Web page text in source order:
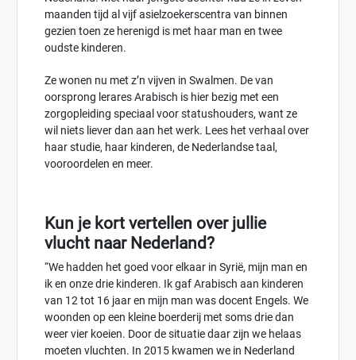
maanden tijd al vijf asielzoekerscentra van binnen
gezien toen ze herenigd is met haar man en twee
oudste kinderen.
Ze wonen nu met z’n vijven in Swalmen. De van
oorsprong lerares Arabisch is hier bezig met een
zorgopleiding speciaal voor statushouders, want ze
wil niets liever dan aan het werk. Lees het verhaal over
haar studie, haar kinderen, de Nederlandse taal,
vooroordelen en meer.
Kun je kort vertellen over jullie
vlucht naar Nederland?
“We hadden het goed voor elkaar in Syrië, mijn man en
ik en onze drie kinderen. Ik gaf Arabisch aan kinderen
van 12 tot 16 jaar en mijn man was docent Engels. We
woonden op een kleine boerderij met soms drie dan
weer vier koeien. Door de situatie daar zijn we helaas
moeten vluchten. In 2015 kwamen we in Nederland